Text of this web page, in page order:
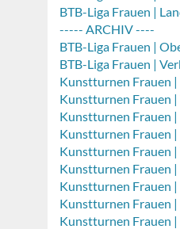
BTB-Liga Frauen |
----- ARCHIV ----
BTB-Liga Frauen |
BTB-Liga Frauen |
Kunstturnen Frauen
Kunstturnen Frauen
Kunstturnen Frauen |
Kunstturnen Frauen
Kunstturnen Frauen
Kunstturnen Frauen |
Kunstturnen Frauen
Kunstturnen Frauen
Kunstturnen Frauen |